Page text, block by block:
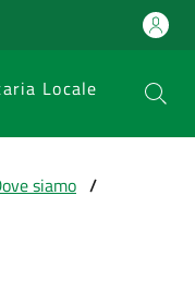
Locale
siamo /